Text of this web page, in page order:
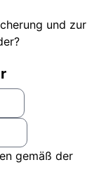
und zur
gemäß der